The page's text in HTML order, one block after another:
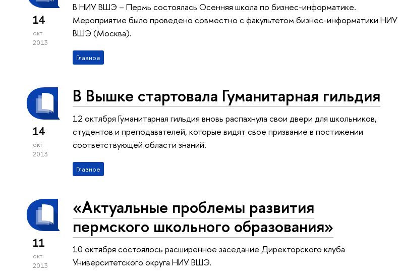
14
окт
2013
В НИУ ВШЭ – Пермь состоялась Осенняя школа по бизнес-информатике.
Мероприятие было проведено совместно с факультетом бизнес-информатики НИУ
ВШЭ (Москва).
Главное
14
окт
2013
В Вышке стартовала Гуманитарная гильдия
12 октября Гуманитарная гильдия вновь распахнула свои двери для школьников,
студентов и преподавателей, которые видят свое призвание в постижении
соответствующей области знаний.
Главное
11
окт
2013
«Актуальные проблемы развития
пермского школьного образования»
10 октября состоялось расширенное заседание Директорского клуба
Университетского округа НИУ ВШЭ.